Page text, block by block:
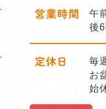
営業時間
午
後
定休日
毎
お
始